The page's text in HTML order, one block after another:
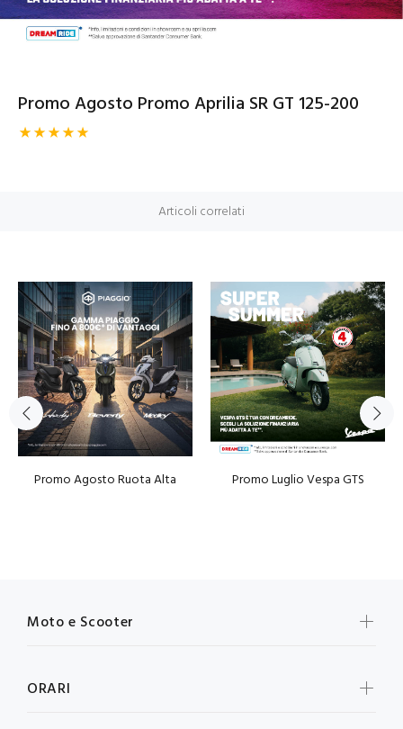
Promo Agosto Promo Aprilia SR GT 125-200
Articoli correlati
Promo Agosto Ruota Alta Promo Luglio Vespa GTS
Moto e Scooter
ORARI